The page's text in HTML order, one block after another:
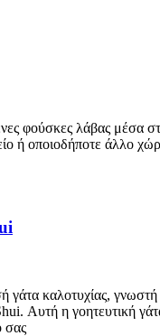
λάβας μέσα στο
ή οποιοδήποτε άλλο
καλοτυχίας, γνωστή
Αυτή η γοητευτική
σας